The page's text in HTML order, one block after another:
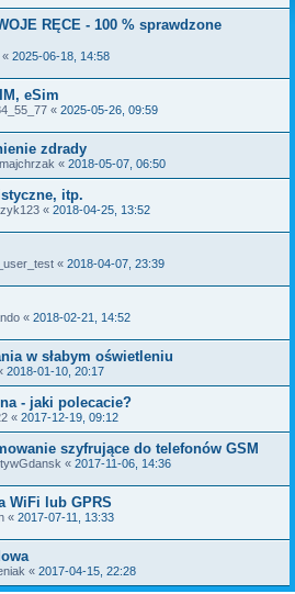
RĘCE - 100 % sprawdzone
« 2025-06-18, 14:58
eSim
« 2025-05-26, 09:59
zdrady
« 2018-05-07, 06:50
itp.
« 2018-04-25, 13:52
« 2018-04-07, 23:39
« 2018-02-21, 14:52
w słabym oświetleniu
2018-01-10, 20:17
- jaki polecacie?
« 2017-12-19, 09:12
szyfrujące do telefonów GSM
« 2017-11-06, 14:36
WiFi lub GPRS
« 2017-07-11, 13:33
« 2017-04-15, 22:28